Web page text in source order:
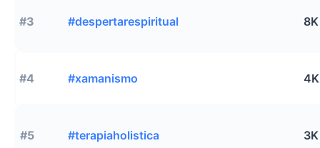
#3 #despertarespiritual 8K
#4 #xamanismo 4K
#5 #terapiaholistica 3K